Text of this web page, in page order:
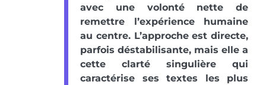
avec une volonté nette de
remettre l’expérience humaine
au centre. L’approche est directe,
parfois déstabilisante, mais elle a
cette clarté singulière qui
caractérise ses textes les plus